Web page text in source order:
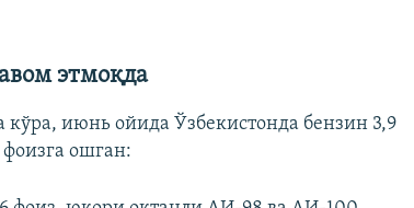
этмоқда
кўра, июнь ойида Ўзбекистонда бензин 3,9
фоизга ошган: